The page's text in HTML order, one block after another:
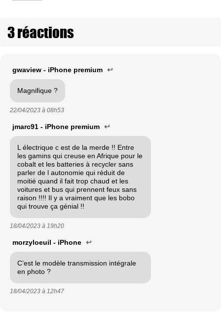
3 réactions
gwaview - iPhone premium ↩
Magnifique ?
22/04/2023 à 08h53
jmarc91 - iPhone premium ↩
L électrique c est de la merde !! Entre
les gamins qui creuse en Afrique pour le
cobalt et les batteries à recycler sans
parler de l autonomie qui réduit de
moitié quand il fait trop chaud et les
voitures et bus qui prennent feux sans
raison !!!! Il y a vraiment que les bobo
qui trouve ça génial !!
18/04/2023 à 19h20
morzyloeuil - iPhone ↩
C’est le modèle transmission intégrale
en photo ?
18/04/2023 à 12h47